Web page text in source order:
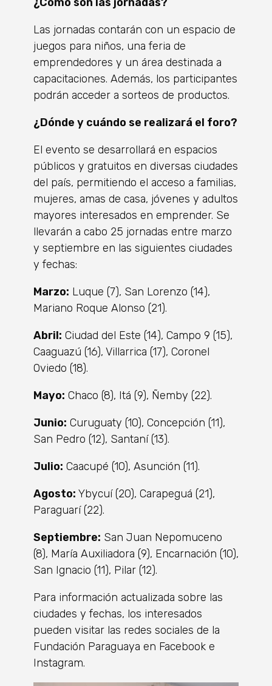
Las jornadas contarán con un espacio de
juegos para niños, una feria de
emprendedores y un área destinada a
capacitaciones. Además, los participantes
podrán acceder a sorteos de productos.
¿Dónde y cuándo se realizará el foro?
El evento se desarrollará en espacios
públicos y gratuitos en diversas ciudades
del país, permitiendo el acceso a familias,
mujeres, amas de casa, jóvenes y adultos
mayores interesados en emprender. Se
llevarán a cabo 25 jornadas entre marzo
y septiembre en las siguientes ciudades
y fechas:
Marzo: Luque (7), San Lorenzo (14),
Mariano Roque Alonso (21).
Abril: Ciudad del Este (14), Campo 9 (15),
Caaguazú (16), Villarrica (17), Coronel
Oviedo (18).
Mayo: Chaco (8), Itá (9), Ñemby (22).
Junio: Curuguaty (10), Concepción (11),
San Pedro (12), Santaní (13).
Julio: Caacupé (10), Asunción (11).
Agosto: Ybycuí (20), Carapeguá (21),
Paraguarí (22).
Septiembre: San Juan Nepomuceno
(8), María Auxiliadora (9), Encarnación (10),
San Ignacio (11), Pilar (12).
Para información actualizada sobre las
ciudades y fechas, los interesados
pueden visitar las redes sociales de la
Fundación Paraguaya en Facebook e
Instagram.